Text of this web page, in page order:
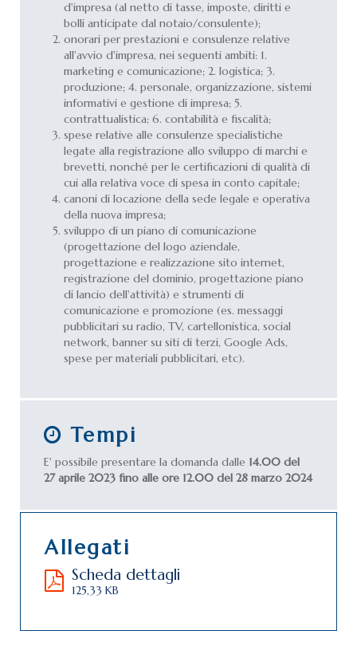
d'impresa (al netto di tasse, imposte, diritti e
bolli anticipate dal notaio/consulente);
onorari per prestazioni e consulenze relative
all'avvio d'impresa, nei seguenti ambiti: 1.
marketing e comunicazione; 2. logistica; 3.
produzione; 4. personale, organizzazione, sistemi
informativi e gestione di impresa; 5.
contrattualistica; 6. contabilità e fiscalità;
spese relative alle consulenze specialistiche
legate alla registrazione allo sviluppo di marchi e
brevetti, nonché per le certificazioni di qualità di
cui alla relativa voce di spesa in conto capitale;
canoni di locazione della sede legale e operativa
della nuova impresa;
sviluppo di un piano di comunicazione
(progettazione del logo aziendale,
progettazione e realizzazione sito internet,
registrazione del dominio, progettazione piano
di lancio dell'attività) e strumenti di
comunicazione e promozione (es. messaggi
pubblicitari su radio, TV, cartellonistica, social
network, banner su siti di terzi, Google Ads,
spese per materiali pubblicitari, etc).
Tempi
E' possibile presentare la domanda dalle 14.00 del
27 aprile 2023 fino alle ore 12.00 del 28 marzo 2024
Allegati
Scheda dettagli
125,33 KB